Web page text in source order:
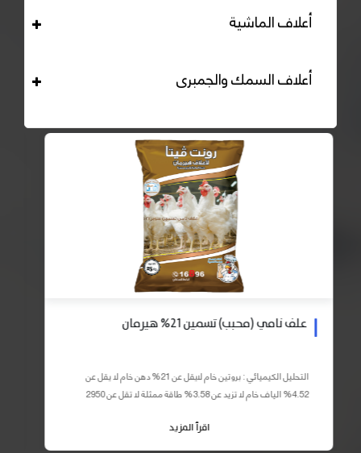
أعلاف الماشية
أعلاف السمك والجمبرى
علف نامي (محبب) تسمين 21% هيرمان
التحليل الكيميائي : بروتين خام لايقل عن 21% دهن خام لا يقل عن
4.52% الياف خام لا تزيد عن 3.58% طاقة ممثلة لا تقل عن 2950
اقرأ المزيد